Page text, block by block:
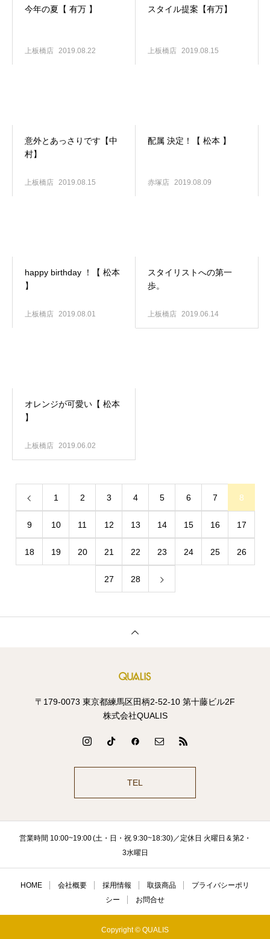
今年の夏【 有万 】
上板橋店 2019.08.22
スタイル提案【有万】
上板橋店 2019.08.15
意外とあっさりです【中
村】
上板橋店 2019.08.15
配属 決定！【 松本 】
赤塚店 2019.08.09
happy birthday ！【 松本
】
上板橋店 2019.08.01
スタイリストへの第一
歩。
上板橋店 2019.06.14
オレンジが可愛い【 松本
】
上板橋店 2019.06.02
1 2 3 4 5 6 7 8
9 10 11 12 13 14 15 16 17
18 19 20 21 22 23 24 25 26
27 28
〒179-0073 東京都練馬区田柄2-52-10 第十藤ビル2F
株式会社QUALIS
TEL
営業時間 10:00~19:00 (土・日・祝 9:30~18:30)／定休日 火曜日 & 第2・
3水曜日
HOME 会社概要 採用情報 取扱商品
プライバシーポリ
シー
お問合せ
Copyright © QUALIS